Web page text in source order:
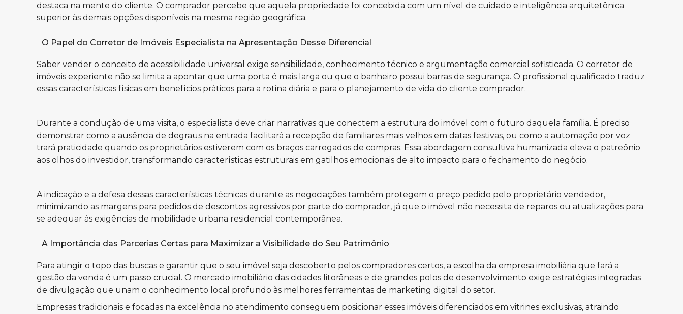
destaca na mente do cliente. O comprador percebe que aquela propriedade foi concebida com um nível de cuidado e inteligência arquitetônica
superior às demais opções disponíveis na mesma região geográfica.
O Papel do Corretor de Imóveis Especialista na Apresentação Desse Diferencial
Saber vender o conceito de acessibilidade universal exige sensibilidade, conhecimento técnico e argumentação comercial sofisticada. O corretor de
imóveis experiente não se limita a apontar que uma porta é mais larga ou que o banheiro possui barras de segurança. O profissional qualificado traduz
essas características físicas em benefícios práticos para a rotina diária e para o planejamento de vida do cliente comprador.
Durante a condução de uma visita, o especialista deve criar narrativas que conectem a estrutura do imóvel com o futuro daquela família. É preciso
demonstrar como a ausência de degraus na entrada facilitará a recepção de familiares mais velhos em datas festivas, ou como a automação por voz
trará praticidade quando os proprietários estiverem com os braços carregados de compras. Essa abordagem consultiva humanizada eleva o patreônio
aos olhos do investidor, transformando características estruturais em gatilhos emocionais de alto impacto para o fechamento do negócio.
A indicação e a defesa dessas características técnicas durante as negociações também protegem o preço pedido pelo proprietário vendedor,
minimizando as margens para pedidos de descontos agressivos por parte do comprador, já que o imóvel não necessita de reparos ou atualizações para
se adequar às exigências de mobilidade urbana residencial contemporânea.
A Importância das Parcerias Certas para Maximizar a Visibilidade do Seu Patrimônio
Para atingir o topo das buscas e garantir que o seu imóvel seja descoberto pelos compradores certos, a escolha da empresa imobiliária que fará a
gestão da venda é um passo crucial. O mercado imobiliário das cidades litorâneas e de grandes polos de desenvolvimento exige estratégias integradas
de divulgação que unam o conhecimento local profundo às melhores ferramentas de marketing digital do setor.
Empresas tradicionais e focadas na excelência no atendimento conseguem posicionar esses imóveis diferenciados em vitrines exclusivas, atraindo